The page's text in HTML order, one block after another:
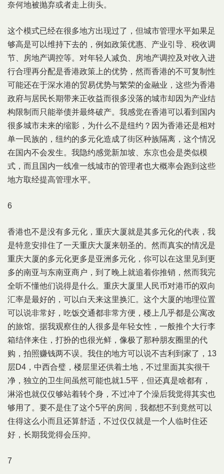
奈何地被抛弃或者走上街头。
这个模式已经在很多地方出现过了，但城市管理水平如果足
够高是可以维持下去的，例如政策优惠、产业引导、税收调
节、房地产调控等。对年轻人减负、房地产调控及对收入进
行合理再分配是香港政策上的优势，然而香港的不可复制性
可能还在于深水港的贸易优势与繁荣的金融业，这些为香港
政府与居民长期带来正收益而很多没落的城市却因为产业结
构限制而只能举债并最终破产。我感觉在香港可以看到国内
很多城市未来的缩影，为什么不是纽约？因为香港还是相对
单一民族的，纽约的多元化造成了街区种族隔离，这个情况
在国内不会发生。我隐约感觉新加坡、东京也会是类似模
式，而且国内一线准一线城市的管理者也大概率会跑到这些
地方取经提高管理水平。
6
香港也不是没有多元化，重庆大厦就是其多元化的代表，我
是特意安排住了一天重庆大厦来朝圣的。然而真实的情况是
重庆大厦的多元化更多是亚洲多元化，你可以在这里见到更
多的南亚与东南亚商户，到了晚上就追着你推销，然而我完
全听不懂他们说得是什么。重庆大厦里人民币对港币的双向
汇率是最好的，可以白天来这里换汇。这个大厦的地理位置
可以说非常好，吃饭交通都非常方便，楼上几乎都是公寓改
的旅馆。据我观察住的人很多是年轻女性，一般推个大行李
箱结伴来住，打扮的也很光鲜，像极了那种朋友圈里的代
购，拍照赚钱两不误。我住的地方可以说不吉利到家了，13
层D4，中西合璧，楼层里还供着土地，不过里面其实很干
净，独立的卫生间虽然可能也就1.5平，但还真是啥都有，
淋浴也就仅仅够站着转个身，不过冲了个澡后我觉得其实也
够用了。要不是住了这个5平的房间，我都想不到竟然可以
住得这么小而且还算舒适，不过仅仅就是一个人临时住还
好，长期我觉得会压抑。
7